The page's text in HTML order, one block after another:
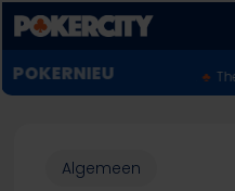
Skip
to
main
content
POKERNIEUWS
VOOR $10 MILJOEN! The
Algemeen